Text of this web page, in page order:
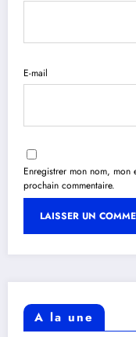
E-mail
Enregistrer mon nom, mon
prochain commentaire.
A la une